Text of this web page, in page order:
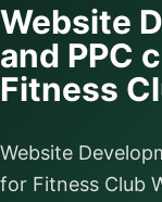
Website
and PPC
Fitness
Website
for Fitness Club